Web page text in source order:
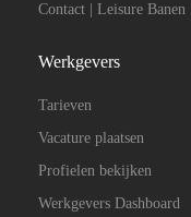
Contact | Leisure Banen
Werkgevers
Tarieven
Vacature plaatsen
Profielen bekijken
Werkgevers Dashboard